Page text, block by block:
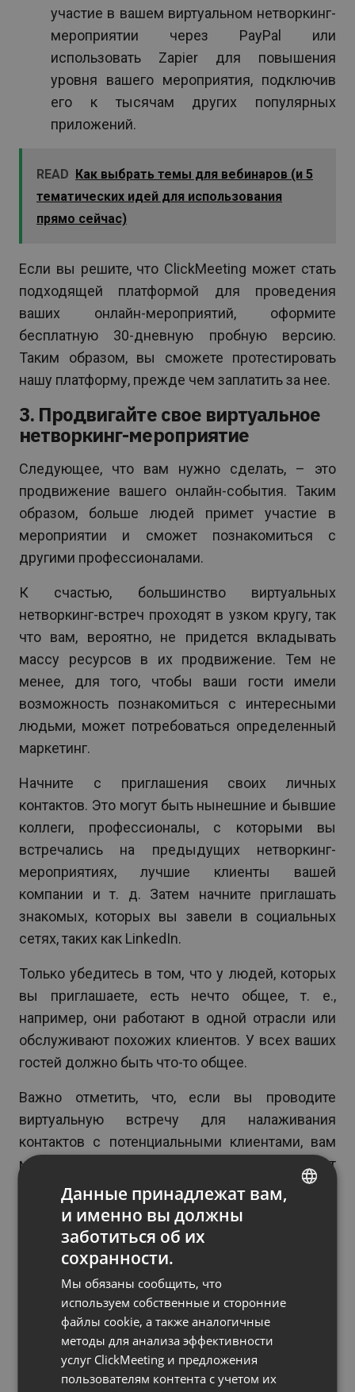
участие в вашем виртуальном нетворкинг-
мероприятии через PayPal или
использовать Zapier для повышения
уровня вашего мероприятия, подключив
его к тысячам других популярных
приложений.
READ Как выбрать темы для вебинаров (и 5
тематических идей для использования
прямо сейчас)
Если вы решите, что ClickMeeting может стать
подходящей платформой для проведения
ваших онлайн-мероприятий, оформите
бесплатную 30-дневную пробную версию.
Таким образом, вы сможете протестировать
нашу платформу, прежде чем заплатить за нее.
3. Продвигайте свое виртуальное
нетворкинг-мероприятие
Следующее, что вам нужно сделать, – это
продвижение вашего онлайн-события. Таким
образом, больше людей примет участие в
мероприятии и сможет познакомиться с
другими профессионалами.
К счастью, большинство виртуальных
нетворкинг-встреч проходят в узком кругу, так
что вам, вероятно, не придется вкладывать
массу ресурсов в их продвижение. Тем не
менее, для того, чтобы ваши гости имели
возможность познакомиться с интересными
людьми, может потребоваться определенный
маркетинг.
Начните с приглашения своих личных
контактов. Это могут быть нынешние и бывшие
коллеги, профессионалы, с которыми вы
встречались на предыдущих нетворкинг-
мероприятиях, лучшие клиенты вашей
компании и т. д. Затем начните приглашать
знакомых, которых вы завели в социальных
сетях, таких как LinkedIn.
Только убедитесь в том, что у людей, которых
вы приглашаете, есть нечто общее, т. е.,
например, они работают в одной отрасли или
обслуживают похожих клиентов. У всех ваших
гостей должно быть что-то общее.
Важно отметить, что, если вы проводите
виртуальную встречу для налаживания
контактов с потенциальными клиентами, вам
может понадобиться подход, отличающийся от
описанного выше. В этом случае вы, скорее
всего, будете искать связи с людьми,
которыми у вас еще нет контактов
Подумайте о размещении информации о своем
мероприятии в группах Facebook и LinkedIn,
ориентированных на вашу целевую аудиторию.
Вы также можете попробовать запустить
рекламу в социальных сетях, ориентированную
на данный контингент.
POLISH
RUSSIAN
PORTUGUESE
Данные принадлежат вам,
и именно вы должны
заботиться об их
сохранности.
Мы обязаны сообщить, что
используем собственные и сторонние
файлы cookie, а также аналогичные
методы для анализа эффективности
услуг ClickMeeting и предложения
пользователям контента с учетом их